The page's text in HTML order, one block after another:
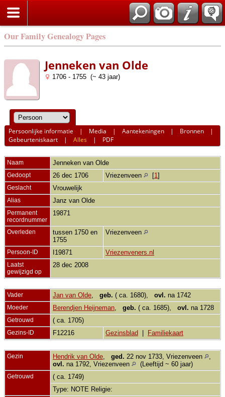
Our Family Genealogy Pages
Jenneken van Olde
1706 - 1755 (~ 43 jaar)
Persoonlijke informatie | Media |Aantekeningen | Bronnen |
Gebeurteniskaart |Alles | PDF
Naam Jenneken van Olde
Gedoopt 26 dec 1706 Vriezenveen [1 ]
Geslacht Vrouwelijk
Alias Janz van Olde
Permanent
recordnummer
19871
Overleden
tussen 1750 en
1755
Vriezenveen
Persoon-ID I19871 Vriezenveners.nl
Laatst
gewijzigd op
28 dec 2008
Vader Jan van Olde geb. ( ca. 1680), ovl. na 1742
Moeder Berendjen Heijneman geb. ( ca. 1685), ovl. na 1728
Getrouwd ( ca. 1705)
Gezins-ID F12216 Gezinsblad Familiekaart
Gezin Hendrik van Olde ged. 22 nov 1733, Vriezenveen
ovl. na 1792, Vriezenveen (Leeftijd ~ 60 jaar)
Getrouwd
( ca. 1749)
Type: NOTE Religie: